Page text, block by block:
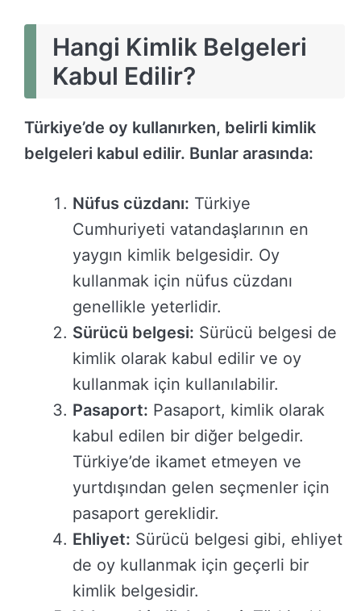
Hangi Kimlik Belgeleri
Kabul Edilir?
Türkiye’de oy kullanırken, belirli kimlik
belgeleri kabul edilir. Bunlar arasında:
Nüfus cüzdanı: Türkiye
Cumhuriyeti vatandaşlarının en
yaygın kimlik belgesidir. Oy
kullanmak için nüfus cüzdanı
genellikle yeterlidir.
Sürücü belgesi: Sürücü belgesi de
kimlik olarak kabul edilir ve oy
kullanmak için kullanılabilir.
Pasaport: Pasaport, kimlik olarak
kabul edilen bir diğer belgedir.
Türkiye’de ikamet etmeyen ve
yurtdışından gelen seçmenler için
pasaport gereklidir.
Ehliyet: Sürücü belgesi gibi, ehliyet
de oy kullanmak için geçerli bir
kimlik belgesidir.